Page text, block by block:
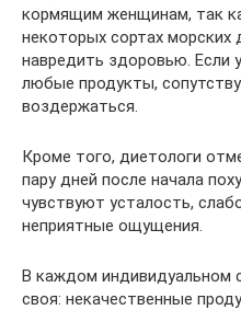
кормящим женщинам, так
некоторых сортах морских
навредить здоровью. Если
любые продукты,
воздержаться.
Кроме того, диетологи
пару дней после начала
чувствуют усталость,
неприятные ощущения.
В каждом индивидуальном
своя: некачественные